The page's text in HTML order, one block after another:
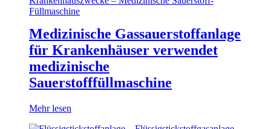
Medizinische Gassauerstoffanlage
für Krankenhäuser verwendet
medizinische
Sauerstofffüllmaschine
Mehr lesen